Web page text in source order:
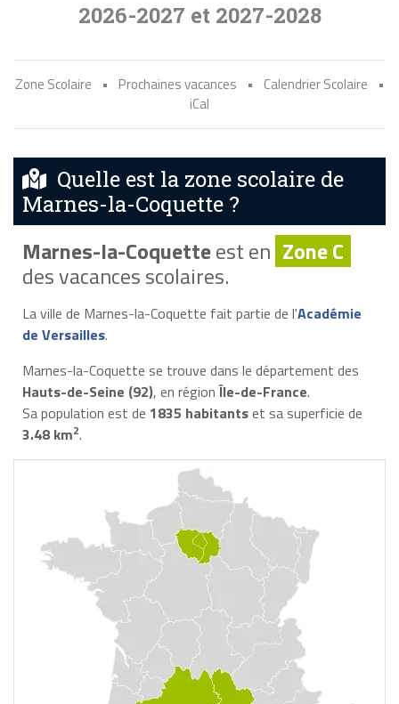
2026-2027 et 2027-2028
Zone Scolaire • Prochaines vacances • Calendrier Scolaire
•
iCal
Quelle est la zone scolaire de
Marnes-la-Coquette ?
Marnes-la-Coquetteest en Zone C
des vacances scolaires.
La ville de Marnes-la-Coquette fait partie de l'Académie
de Versailles.
Marnes-la-Coquette se trouve dans le département des
Hauts-de-Seine (92), en régionÎle-de-France.
Sa population est de 1835 habitantset sa superficie de
3.48 km2.